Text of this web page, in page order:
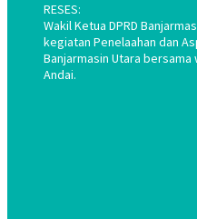
RESES:
Wakil Ketua DPRD
kegiatan Penelaahan dan
Banjarmasin Utara bersama
Andai.